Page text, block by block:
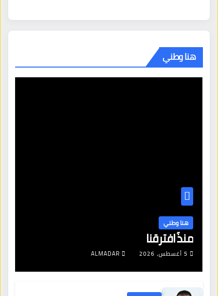
هنا وطني
هنا وطني
منذُ افترقنا
5 أغسطس، 2026 ALMADAR